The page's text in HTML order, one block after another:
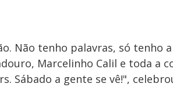
Não tenho palavras, só tenho
Marcelinho Calil e toda a
Sábado a gente se vê!",